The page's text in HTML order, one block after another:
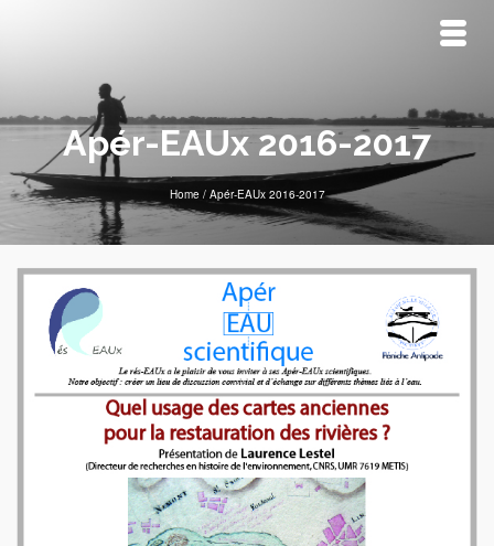
Apér-EAUx 2016-2017
Home / Apér-EAUx 2016-2017